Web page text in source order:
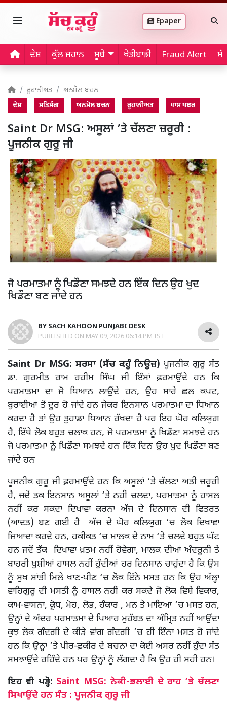
Epaper
ਦੇਸ਼ ਕੁੱਲ ਜਹਾਨ ਸੂਬੇ ਖੇਤੀਬਾੜੀ Fraud Alert
ਰੂਹਾਨੀਅਤ ਅਨਮੋਲ ਬਚਨ
ਦੇਸ਼ ਸਤਿਸੰਗ ਅਨਮੋਲ ਬਚਨ ਰੂਹਾਨੀਅਤ ਖਾਸ ਖਬਰ
Saint Dr MSG: ਅਸੂਲਾਂ ’ਤੇ ਚੱਲਣਾ ਜ਼ਰੂਰੀ :
ਪੂਜਨੀਕ ਗੁਰੂ ਜੀ
ਜੋ ਪਰਮਾਤਮਾ ਨੂੰ ਖਿਡੌਣਾ ਸਮਝਦੇ ਹਨ ਇੱਕ ਦਿਨ ਉਹ ਖੁਦ
ਖਿਡੌਣਾ ਬਣ ਜਾਂਦੇ ਹਨ
BY SACH KAHOON PUNJABI DESK
PUBLISHED ON MAY 09, 2026 06:14 PM IST
Saint Dr MSG: ਸਰਸਾ (ਸੱਚ ਕਹੂੰ ਨਿਊਜ਼) ਪੂਜਨੀਕ ਗੁਰੂ ਸੰਤ
ਡਾ. ਗੁਰਮੀਤ ਰਾਮ ਰਹੀਮ ਸਿੰਘ ਜੀ ਇੰਸਾਂ ਫ਼ਰਮਾਉਂਦੇ ਹਨ ਕਿ
ਪਰਮਾਤਮਾ ਦਾ ਜੋ ਧਿਆਨ ਲਾਉਂਦੇ ਹਨ, ਉਹ ਸਾਰੇ ਛਲ ਕਪਟ,
ਬੁਰਾਈਆਂ ਤੋਂ ਦੂਰ ਹੋ ਜਾਂਦੇ ਹਨ ਜੇਕਰ ਇਨਸਾਨ ਪਰਮਾਤਮਾ ਦਾ ਧਿਆਨ
ਕਰਦਾ ਹੈ ਤਾਂ ਉਹ ਤੁਹਾਡਾ ਧਿਆਨ ਰੱਖਦਾ ਹੈ ਪਰ ਇਹ ਘੋਰ ਕਲਿਯੁਗ
ਹੈ, ਇੱਥੇ ਲੋਕ ਬਹੁਤ ਚਲਾਕ ਹਨ, ਜੋ ਪਰਮਾਤਮਾ ਨੂੰ ਖਿਡੌਣਾ ਸਮਝਦੇ ਹਨ
ਜੋ ਪਰਮਾਤਮਾ ਨੂੰ ਖਿਡੌਣਾ ਸਮਝਦੇ ਹਨ ਇੱਕ ਦਿਨ ਉਹ ਖੁਦ ਖਿਡੌਣਾ ਬਣ
ਜਾਂਦੇ ਹਨ
ਪੂਜਨੀਕ ਗੁਰੂ ਜੀ ਫ਼ਰਮਾਉਂਦੇ ਹਨ ਕਿ ਅਸੂਲਾਂ ‘ਤੇ ਚੱਲਣਾ ਅਤੀ ਜ਼ਰੂਰੀ
ਹੈ, ਜਦੋਂ ਤਕ ਇਨਸਾਨ ਅਸੂਲਾਂ ‘ਤੇ ਨਹੀਂ ਚਲਦਾ, ਪਰਮਾਤਮਾ ਨੂੰ ਹਾਸਲ
ਨਹੀਂ ਕਰ ਸਕਦਾ ਦਿਖਾਵਾ ਕਰਨਾ ਅੱਜ ਦੇ ਇਨਸਾਨ ਦੀ ਫਿਤਰਤ
(ਆਦਤ) ਬਣ ਗਈ ਹੈ ਅੱਜ ਦੇ ਘੋਰ ਕਲਿਯੁਗ ‘ਚ ਲੋਕ ਦਿਖਾਵਾ
ਜ਼ਿਆਦਾ ਕਰਦੇ ਹਨ, ਹਕੀਕਤ ‘ਚ ਮਾਲਕ ਦੇ ਨਾਮ ‘ਤੇ ਚਲਦੇ ਬਹੁਤ ਘੱਟ
ਹਨ ਜਦੋਂ ਤੱਕ ਦਿਖਾਵਾ ਖ਼ਤਮ ਨਹੀਂ ਹੋਵੇਗਾ, ਮਾਲਕ ਦੀਆਂ ਅੰਦਰੂਨੀ ਤੇ
ਬਾਹਰੀ ਖੁਸ਼ੀਆਂ ਹਾਸਲ ਨਹੀਂ ਹੁੰਦੀਆਂ ਹਰ ਇਨਸਾਨ ਚਾਹੁੰਦਾ ਹੈ ਕਿ ਉਸ
ਨੂੰ ਸੁਖ ਸ਼ਾਂਤੀ ਮਿਲੇ ਖਾਣ-ਪੀਣ ‘ਚ ਲੋਕ ਇੰਨੇ ਮਸਤ ਹਨ ਕਿ ਉਹ ਅੱਲ੍ਹਾ
ਵਾਹਿਗੁਰੂ ਦੀ ਮਸਤੀ ਨੂੰ ਹਾਸਲ ਨਹੀਂ ਕਰ ਸਕਦੇ ਜੋ ਲੋਕ ਵਿਸ਼ੇ ਵਿਕਾਰ,
ਕਾਮ-ਵਾਸਨਾ, ਕ੍ਰੋਧ, ਮੋਹ, ਲੋਭ, ਹੰਕਾਰ , ਮਨ ਤੇ ਮਾਇਆ ‘ਚ ਮਸਤ ਹਨ,
ਉਨ੍ਹਾਂ ਦੇ ਅੰਦਰ ਪਰਮਾਤਮਾ ਦੇ ਪਿਆਰ ਮੁਹੱਬਤ ਦਾ ਅੰਮ੍ਰਿਤ ਨਹੀਂ ਆਉਂਦਾ
ਕੁਝ ਲੋਕ ਗੰਦਗੀ ਦੇ ਕੀੜੇ ਵਾਂਗ ਗੰਦਗੀ ‘ਚ ਹੀ ਇੰਨਾ ਮਸਤ ਹੋ ਜਾਂਦੇ
ਹਨ ਕਿ ਉਨ੍ਹਾਂ ‘ਤੇ ਪੀਰ-ਫ਼ਕੀਰ ਦੇ ਬਚਨਾਂ ਦਾ ਕੋਈ ਅਸਰ ਨਹੀਂ ਹੁੰਦਾ ਸੰਤ
ਸਮਝਾਉਂਦੇ ਰਹਿੰਦੇ ਹਨ ਪਰ ਉਨ੍ਹਾਂ ਨੂੰ ਲੱਗਦਾ ਹੈ ਕਿ ਉਹ ਹੀ ਸਹੀ ਹਨ।
ਇਹ ਵੀ ਪੜ੍ਹੋ: Saint MSG: ਨੇਕੀ-ਭਲਾਈ ਦੇ ਰਾਹ ’ਤੇ ਚੱਲਣਾ
ਸਿਖਾਉਂਦੇ ਹਨ ਸੰਤ : ਪੂਜਨੀਕ ਗੁਰੂ ਜੀ